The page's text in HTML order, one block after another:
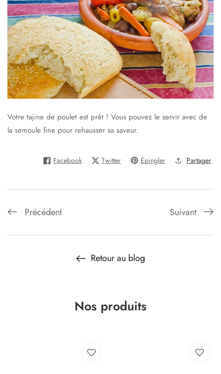
Votre tajine de poulet est prêt ! Vous pouvez le servir avec de
la semoule fine pour rehausser sa saveur.
Facebook Twitter Épingler Partager
Précédent Suivant
Retour au blog
Nos produits